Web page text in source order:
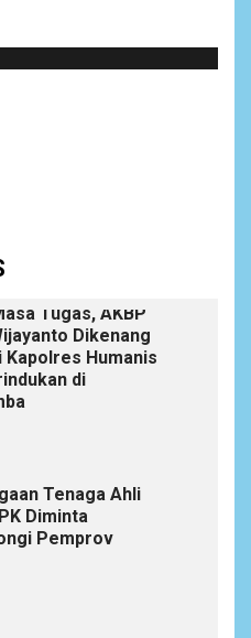
Polres Batu Bara
Tugas, AKBP
Dikenang
Kapolres Humanis
di
Tenaga Ahli
Diminta
Pemprov